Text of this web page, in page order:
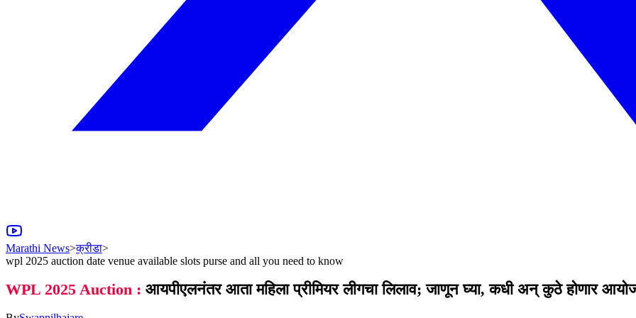
Marathi News>क्रीडा>
wpl 2025 auction date venue available slots purse and all you need to know
WPL 2025 Auction : आयपीएलनंतर आता महिला प्रीमियर लीगचा लिलाव; जाणून घ्या, कधी अन् कुठे होणार